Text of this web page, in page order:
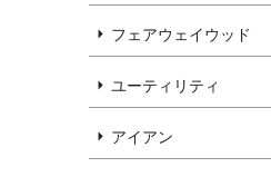
フェアウェイウッド
ユーティリティ
アイアン